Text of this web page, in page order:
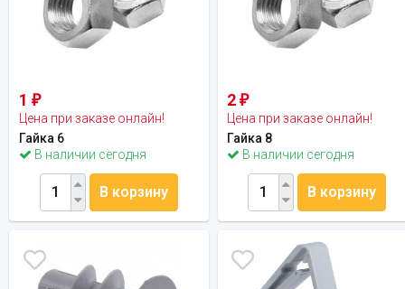
1 ₽
Цена при заказе онлайн!
Гайка 6
В наличии сегодня
В корзину
2₽
Цена при заказе онлайн!
Гайка 8
В наличии сегодня
В корзину